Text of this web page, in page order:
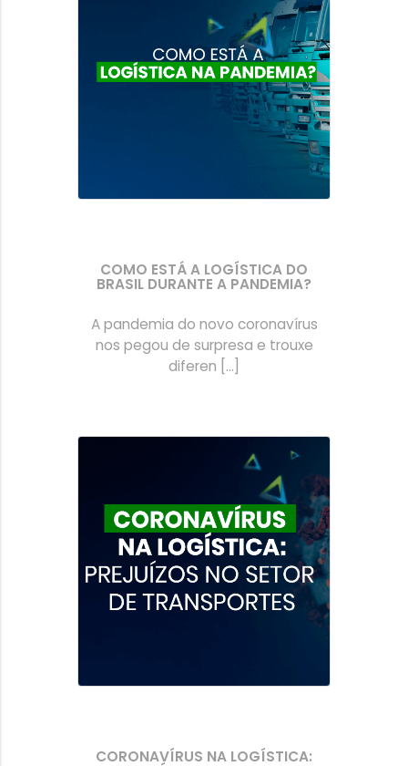
COMO ESTÁ A LOGÍSTICA DO
BRASIL DURANTE A PANDEMIA?
A pandemia do novo coronavírus
nos pegou de surpresa e trouxe
diferen [...]
CORONAVÍRUS NA LOGÍSTICA: